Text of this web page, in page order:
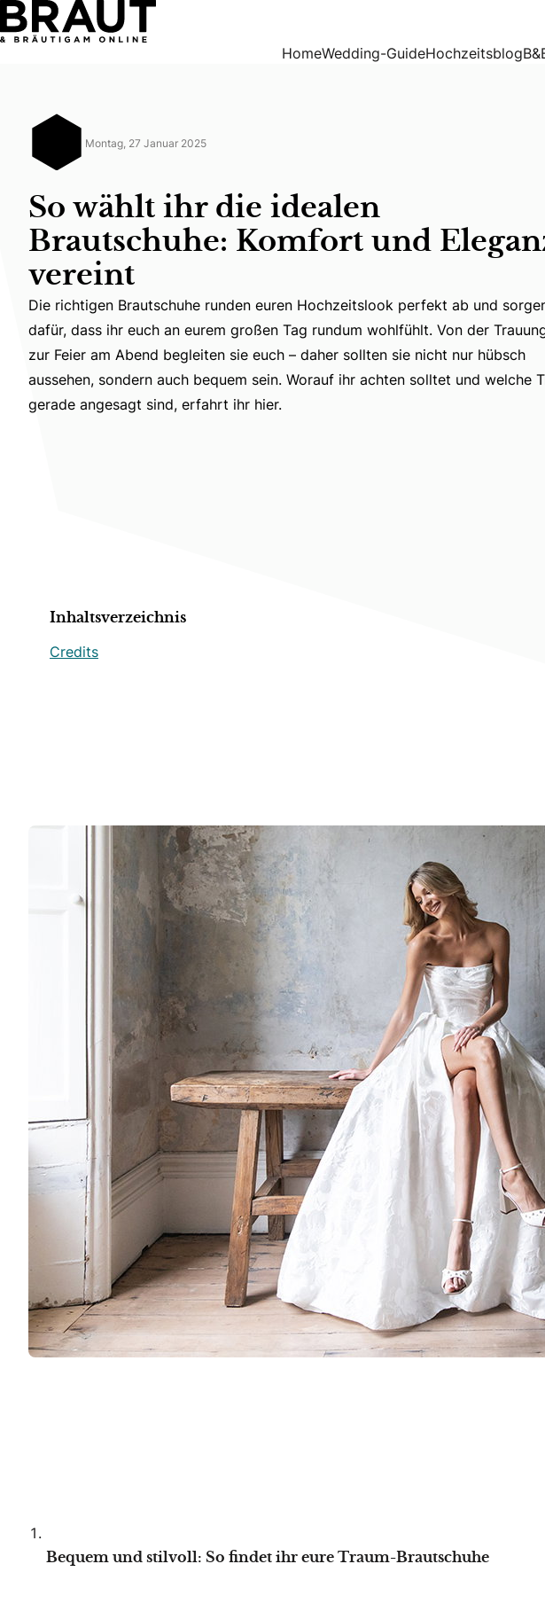
So wählt ihr die idealen Brautschuhe: Komfort und Eleganz vereint
HomeWedding-GuideHochzeitsblog
Montag, 27 Januar 2025
So wählt ihr die idealen
Brautschuhe: Komfort und
vereint
Die richtigen Brautschuhe runden euren Hochzeitslook perfekt ab und
Die richtigen Brautschuhe runden euren Hochzeitslook perfekt ab und
dafür, dass ihr euch an eurem großen Tag rundum wohlfühlt. Von der
zur Feier am Abend begleiten sie euch – daher sollten sie nicht nur hübsch
aussehen, sondern auch bequem sein. Worauf ihr achten solltet und welche
gerade angesagt sind, erfahrt ihr hier.
Inhaltsverzeichnis
Credits
Bequem und stilvoll: So findet ihr eure Traum-Brautschuhe